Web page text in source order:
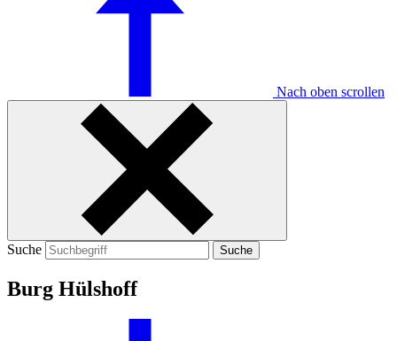
Nach oben scrollen
Suche Suche
Burg Hülshoff